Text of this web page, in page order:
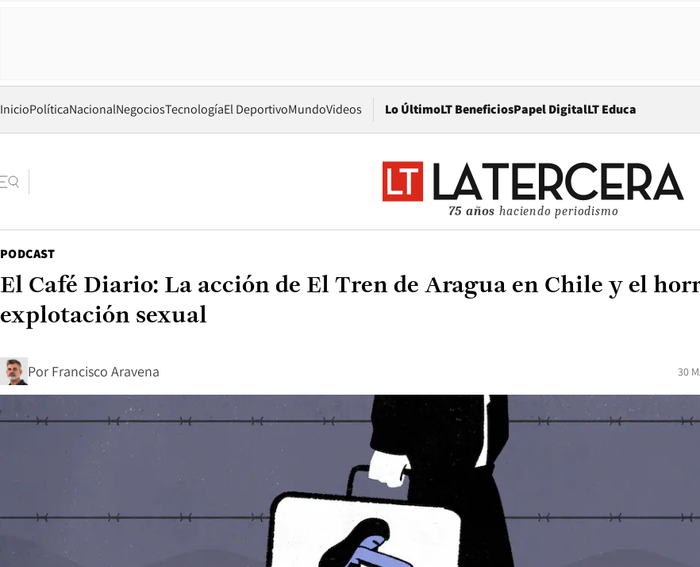
InicioPolíticaNacionalNegociosTecnologíaEl DeportivoMundoVideos Lo ÚltimoLT BeneficiosPapel DigitalOpens in new
LT Educa
75 años haciendo periodismo
PODCAST
El Café Diario: La acción de El Tren de Aragua en Chile y el
explotación sexual
Por Francisco Aravena 30